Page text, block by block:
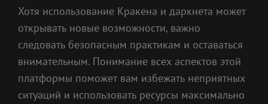
Хотя использование Кракена и даркнета может
открывать новые возможности, важно
следовать безопасным практикам и оставаться
внимательным. Понимание всех аспектов этой
платформы поможет вам избежать неприятных
ситуаций и использовать ресурсы максимально